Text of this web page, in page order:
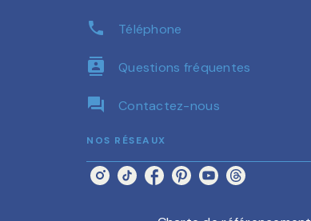
phone Téléphone
contacts Questions fréquentes
question_answer Contactez-nous
NOS RÉSEAUX